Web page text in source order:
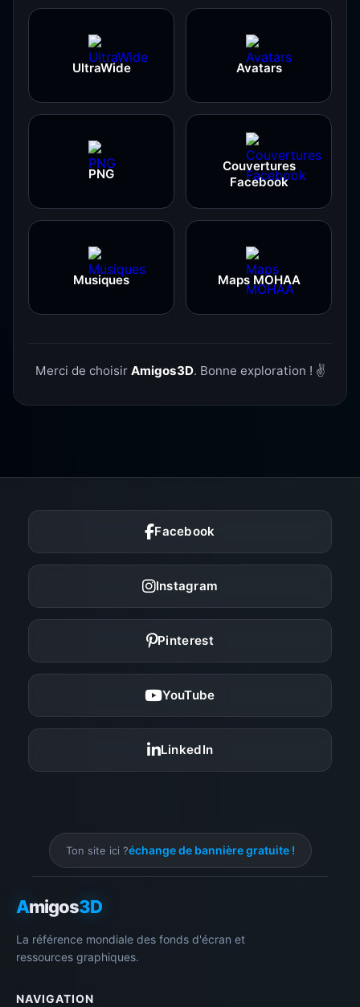
UltraWide Avatars
PNG
Couvertures
Facebook
Musiques Maps MOHAA
Merci de choisir Amigos3D. Bonne exploration ! ✌️
Facebook
Instagram
Pinterest
YouTube
LinkedIn
Ton site ici ?échange de bannière gratuite !
Amigos3D
La référence mondiale des fonds d'écran et
ressources graphiques.
NAVIGATION